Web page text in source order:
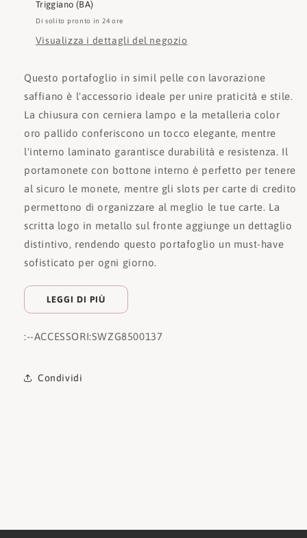
Triggiano (BA)
Di solito pronto in 24 ore
Visualizza i dettagli del negozio
Questo portafoglio in simil pelle con lavorazione
saffiano è l'accessorio ideale per unire praticità e stile.
La chiusura con cerniera lampo e la metalleria color
oro pallido conferiscono un tocco elegante, mentre
l'interno laminato garantisce durabilità e resistenza. Il
portamonete con bottone interno è perfetto per tenere
al sicuro le monete, mentre gli slots per carte di credito
permettono di organizzare al meglio le tue carte. La
scritta logo in metallo sul fronte aggiunge un dettaglio
distintivo, rendendo questo portafoglio un must-have
sofisticato per ogni giorno.
LEGGI DI PIÙ
:--ACCESSORI:SWZG8500137
Condividi